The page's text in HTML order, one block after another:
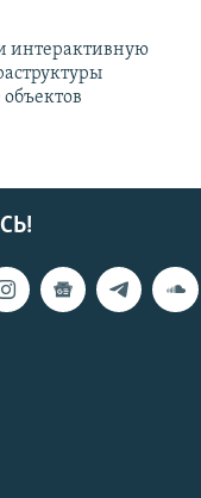
интерактивную
объектов